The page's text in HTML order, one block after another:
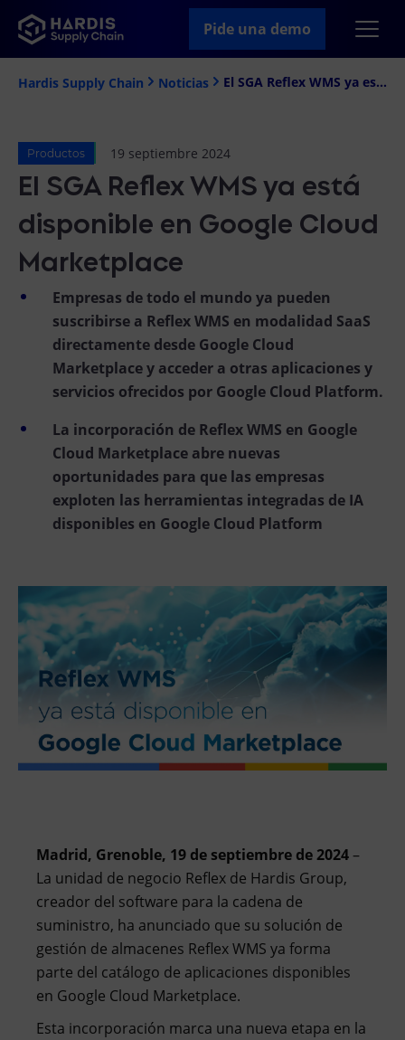
Pide una demo
Hardis Supply Chain Noticias El SGA Reflex WMS ya está disponible en Google Cloud Marketplace
Productos 19 septiembre 2024
El SGA Reflex WMS ya está
disponible en Google Cloud
Marketplace
Empresas de todo el mundo ya pueden
suscribirse a Reflex WMS en modalidad SaaS
directamente desde Google Cloud
Marketplace y acceder a otras aplicaciones y
servicios ofrecidos por Google Cloud Platform.
La incorporación de Reflex WMS en Google
Cloud Marketplace abre nuevas
oportunidades para que las empresas
exploten las herramientas integradas de IA
disponibles en Google Cloud Platform
Madrid, Grenoble, 19 de septiembre de 2024– ​​
La unidad de negocio Reflex de Hardis Group,
creador del software para la cadena de
suministro, ha anunciado que su solución de
gestión de almacenes Reflex WMS ya forma
parte del catálogo de aplicaciones disponibles
en Google Cloud Marketplace.
Esta incorporación marca una nueva etapa en la